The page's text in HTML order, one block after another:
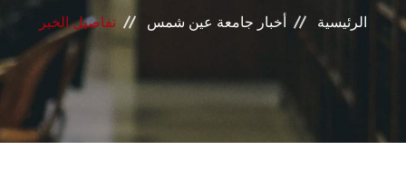
المراكز والوحدات
الأنظمة الذكية
الرئيسية أخبار جامعة عين شمس تفاصيل الخبر